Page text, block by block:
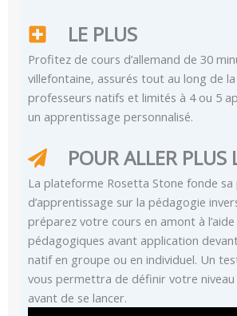
LE PLUS
Profitez de cours d’allemand de 30
villefontaine, assurés tout au long de
professeurs natifs et limités à 4 ou 5
un apprentissage personnalisé.
POUR ALLER PLUS
La plateforme Rosetta Stone fonde sa
d’apprentissage sur la pédagogie
préparez votre cours en amont à
pédagogiques avant application
natif en groupe ou en individuel. Un
vous permettra de définir votre
avant de se lancer.